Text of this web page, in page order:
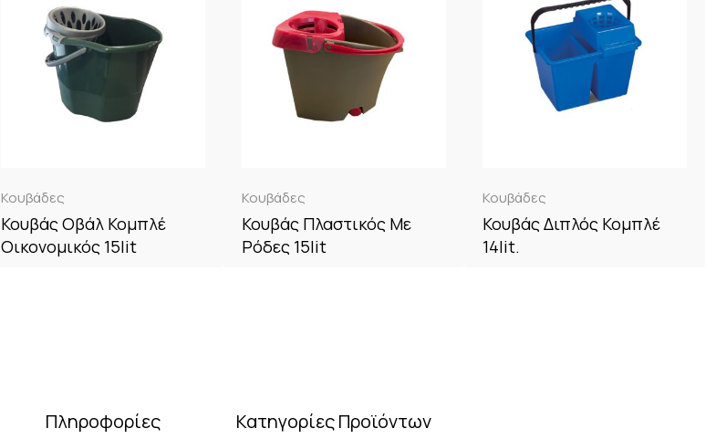
Κουβάδες
Κουβάς Οβάλ Κομπλέ
Οικονομικός 15lit
Κουβάδες
Κουβάς Πλαστικός Με
Ρόδες 15lit
Κουβάδες
Κουβάς Διπλός Κομπλέ
14lit.
Πληροφορίες Κατηγορίες Προϊόντων